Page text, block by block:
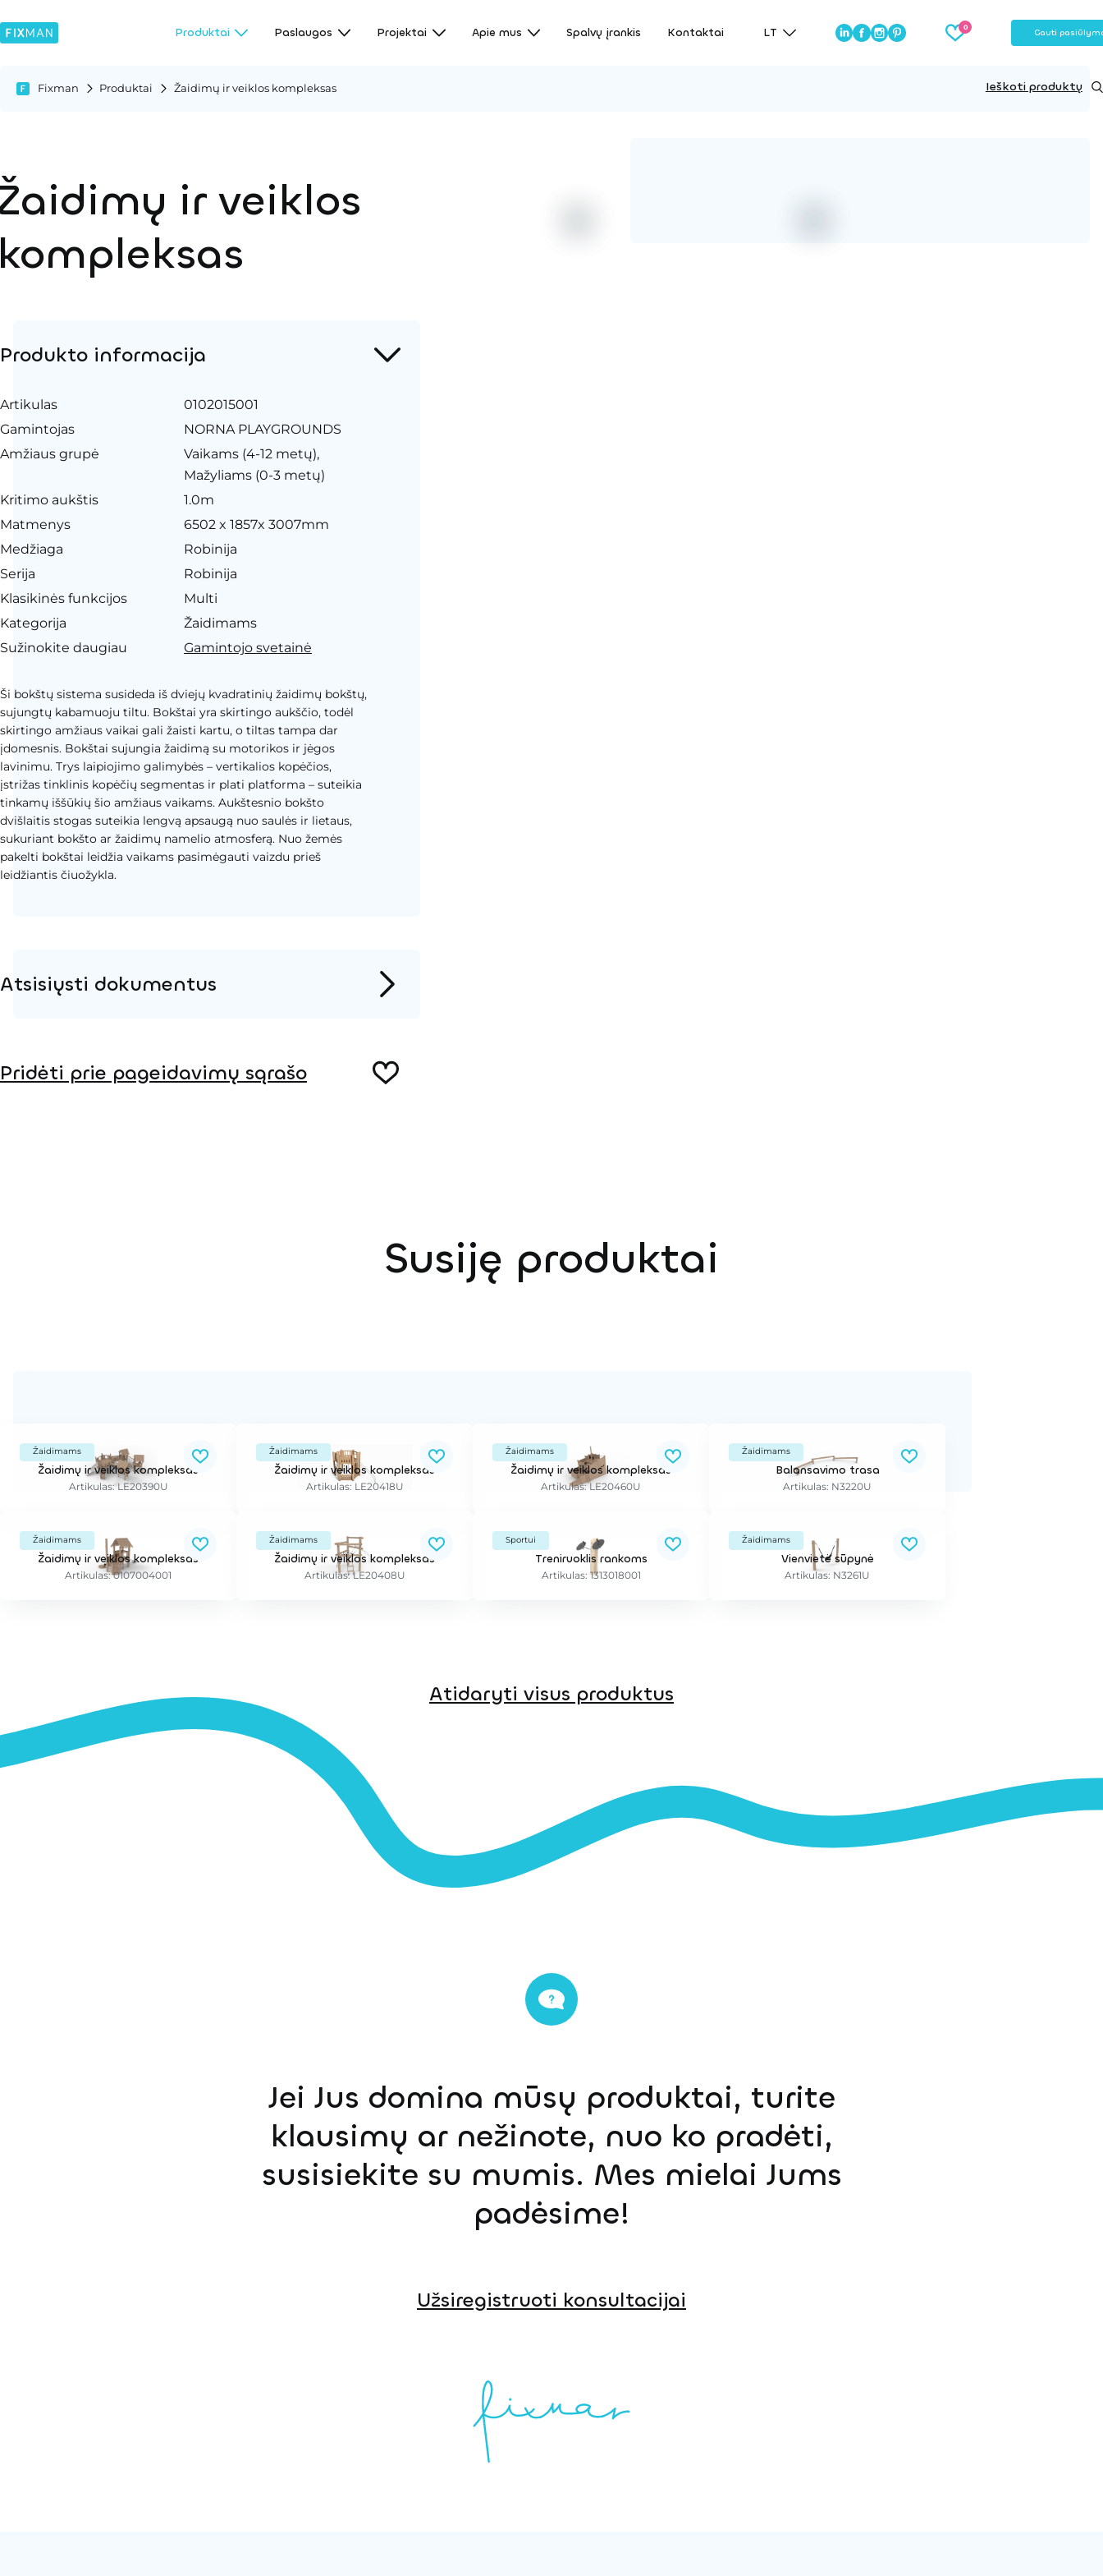
Produktai Paslaugos Projektai Apie mus Spalvų įrankis Kontaktai LT Gauti
Fixman Produktai Žaidimų ir veiklos kompleksas Ieškoti produktų
ir veiklos
Produkto informacija
Artikulas
0102015001
Gamintojas
NORNA PLAYGROUNDS
Amžiaus grupė
Vaikams (4-12 metų),
Mažyliams (0-3 metų)
Kritimo aukštis
1.0m
Matmenys
6502 x 1857x 3007mm
Medžiaga
Robinija
Serija
Robinija
Klasikinės funkcijos
Multi
Kategorija
Žaidimams
Sužinokite daugiau
Gamintojo svetainė
Ši bokštų sistema susideda iš dviejų kvadratinių žaidimų bokštų,
sujungtų kabamuoju tiltu. Bokštai yra skirtingo aukščio, todėl
skirtingo amžiaus vaikai gali žaisti kartu, o tiltas tampa dar
įdomesnis. Bokštai sujungia žaidimą su motorikos ir jėgos
lavinimu. Trys laipiojimo galimybės – vertikalios kopėčios,
įstrižas tinklinis kopėčių segmentas ir plati platforma – suteikia
tinkamų iššūkių šio amžiaus vaikams. Aukštesnio bokšto
dvišlaitis stogas suteikia lengvą apsaugą nuo saulės ir lietaus,
sukuriant bokšto ar žaidimų namelio atmosferą. Nuo žemės
pakelti bokštai leidžia vaikams pasimėgauti vaizdu prieš
leidžiantis čiuožykla.
Atsisiųsti dokumentus
Pridėti prie pageidavimų sąrašo
Susiję produktai
Žaidimams
Žaidimų ir veiklos kompleksas
Artikulas: LE20390U
Žaidimams
Žaidimų ir veiklos kompleksas
Artikulas: LE20418U
Žaidimams
Žaidimų ir veiklos kompleksas
Artikulas: LE20460U
Žaidimams
Balansavimo trasa
Artikulas: N3220U
Žaidimams
Žaidimų ir veiklos kompleksas
Artikulas: 0107004001
Žaidimams
Žaidimų ir veiklos kompleksas
Artikulas: LE20408U
Sportui
Treniruoklis rankoms
Artikulas: 1313018001
Žaidimams
Vienvietė sūpynė
Artikulas: N3261U
Atidaryti visus produktus
Jei Jus domina mūsų produktai, turite
klausimų ar nežinote, nuo ko pradėti,
susisiekite su mumis. Mes mielai Jums
padėsime!
Užsiregistruoti konsultacijai